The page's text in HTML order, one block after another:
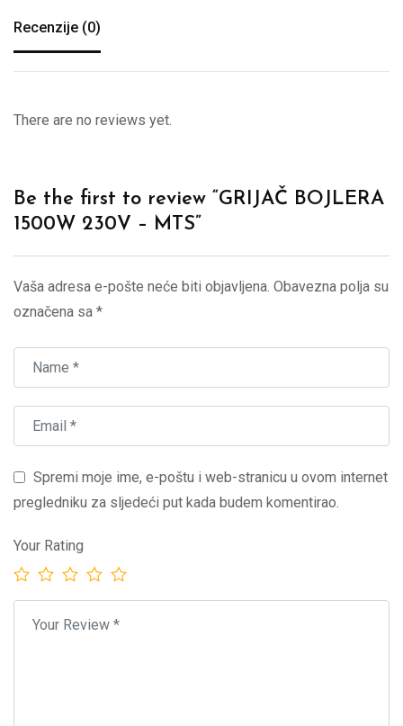
Recenzije (0)
There are no reviews yet.
Be the first to review “GRIJAČ BOJLERA
1500W 230V – MTS”
Vaša adresa e-pošte neće biti objavljena. Obavezna polja su
označena sa *
Spremi moje ime, e-poštu i web-stranicu u ovom internet
pregledniku za sljedeći put kada budem komentirao.
Your Rating